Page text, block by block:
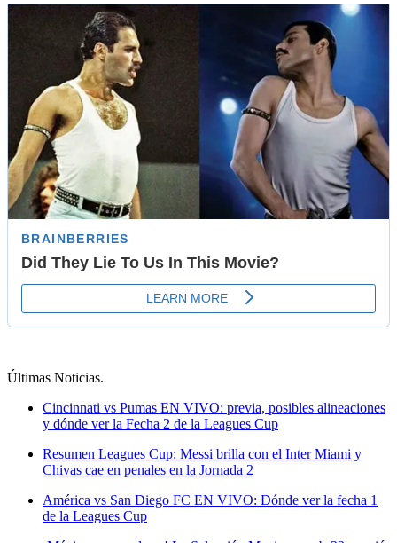
Últimas Noticias.
Cincinnati vs Pumas EN VIVO: previa, posibles alineaciones
y dónde ver la Fecha 2 de la Leagues Cup
Resumen Leagues Cup: Messi brilla con el Inter Miami y
Chivas cae en penales en la Jornada 2
América vs San Diego FC EN VIVO: Dónde ver la fecha 1
de la Leagues Cup